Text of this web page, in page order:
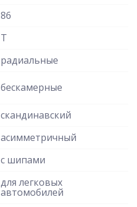
86
T
радиальные
бескамерные
скандинавский
асимметричный
с шипами
для легковых
автомобилей